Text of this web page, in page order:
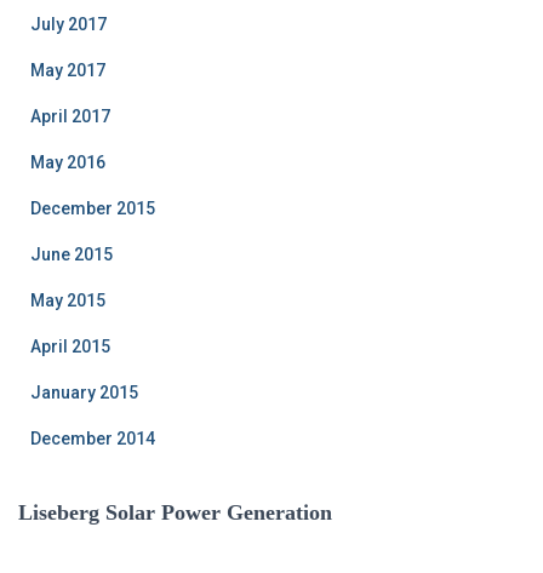
July 2017
May 2017
April 2017
May 2016
December 2015
June 2015
May 2015
April 2015
January 2015
December 2014
Liseberg Solar Power Generation